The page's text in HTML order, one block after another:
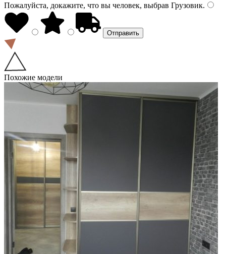
Пожалуйста, докажите, что вы человек, выбрав Грузовик.
Похожие модели